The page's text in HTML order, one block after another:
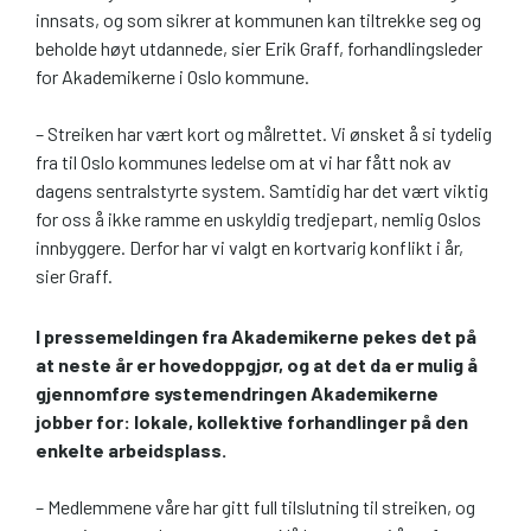
innsats, og som sikrer at kommunen kan tiltrekke seg og
beholde høyt utdannede, sier Erik Graff, forhandlingsleder
for Akademikerne i Oslo kommune.
– Streiken har vært kort og målrettet. Vi ønsket å si tydelig
fra til Oslo kommunes ledelse om at vi har fått nok av
dagens sentralstyrte system. Samtidig har det vært viktig
for oss å ikke ramme en uskyldig tredjepart, nemlig Oslos
innbyggere. Derfor har vi valgt en kortvarig konflikt i år,
sier Graff.
I pressemeldingen fra Akademikerne pekes det på
at neste år er hovedoppgjør, og at det da er mulig å
gjennomføre systemendringen Akademikerne
jobber for: lokale, kollektive forhandlinger på den
enkelte arbeidsplass.
– Medlemmene våre har gitt full tilslutning til streiken, og